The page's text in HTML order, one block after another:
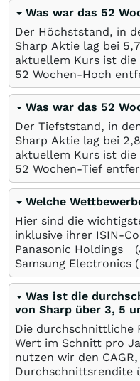
Was war das 52
Der Höchststand, in
Sharp Aktie lag bei
aktuellem Kurs ist
52 Wochen-Hoch
Was war das 52
Der Tiefststand, in
Sharp Aktie lag bei
aktuellem Kurs ist
52 Wochen-Tief
Welche
Hier sind die
inklusive ihrer ISIN-
Panasonic Holdings
Samsung Electronics
Was ist die
von Sharp über 3, 5
Die durchschnittliche
Wert im Schnitt pro
nutzen wir den
Durchschnittsrendite